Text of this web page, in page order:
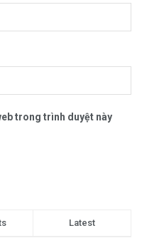
trong trình duyệt này
Latest